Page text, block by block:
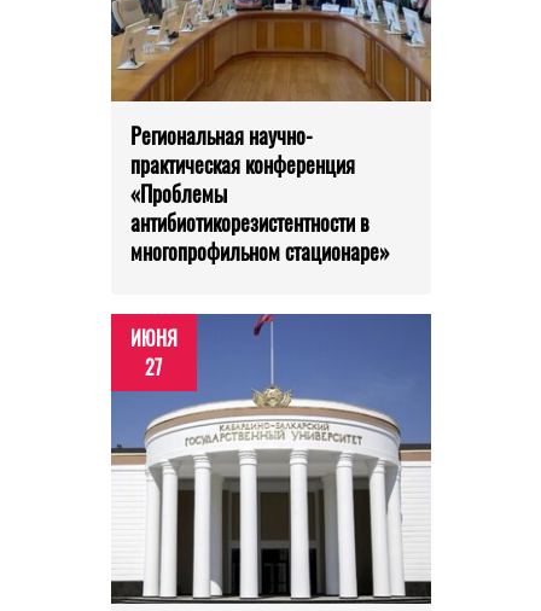
Региональная научно-
практическая конференция
«Проблемы
антибиотикорезистентности в
многопрофильном стационаре»
ИЮНЯ
27